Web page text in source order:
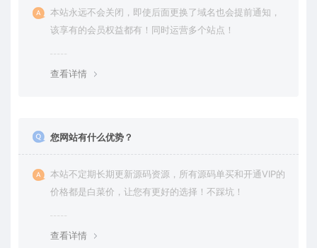
本站永远不会关闭，即使后面更换了域名也会提前通知，
该享有的会员权益都有！同时运营多个站点！
查看详情
您网站有什么优势？
本站不定期长期更新源码资源，所有源码单买和开通VIP的
价格都是白菜价，让您有更好的选择！不踩坑！
查看详情